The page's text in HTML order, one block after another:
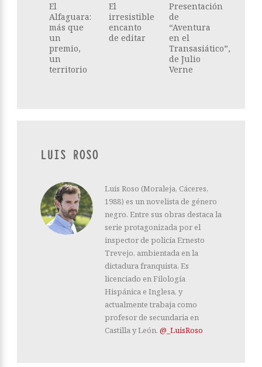
El
Alfaguara:
más que
un
premio,
un
territorio
El
irresistible
encanto
de editar
Presentación
de
“Aventura
en el
Transasiático”,
de Julio
Verne
LUIS ROSO
Luis Roso (Moraleja, Cáceres,
1988) es un novelista de género
negro. Entre sus obras destaca la
serie protagonizada por el
inspector de policía Ernesto
Trevejo, ambientada en la
dictadura franquista. Es
licenciado en Filología
Hispánica e Inglesa, y
actualmente trabaja como
profesor de secundaria en
Castilla y León. @_LuisRoso